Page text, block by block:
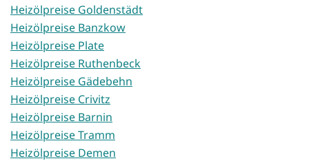
Heizölpreise Goldenstädt
Heizölpreise Banzkow
Heizölpreise Plate
Heizölpreise Ruthenbeck
Heizölpreise Gädebehn
Heizölpreise Crivitz
Heizölpreise Barnin
Heizölpreise Tramm
Heizölpreise Demen